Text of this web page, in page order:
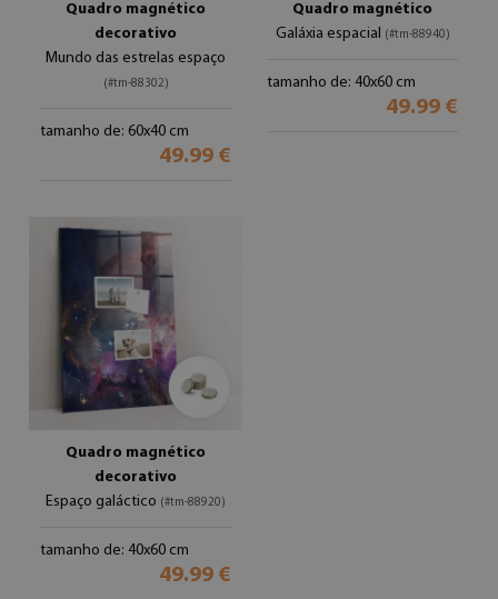
Quadro magnético
decorativo
Mundo das estrelas espaço
(#tm-88302)
tamanho de: 60x40 cm
49.99 €
Quadro magnético
Galáxia espacial (#tm-88940)
tamanho de: 40x60 cm
49.99 €
Quadro magnético
decorativo
Espaço galáctico (#tm-88920)
tamanho de: 40x60 cm
49.99 €